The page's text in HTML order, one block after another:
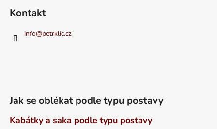
Kontakt
info@petrklic.cz
Jak se oblékat podle typu postavy
Kabátky a saka podle typu postavy